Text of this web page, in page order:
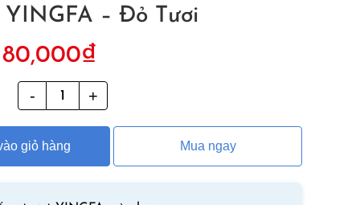
YINGFA – Đỏ Tươi
₫
tại
là:
Bơi
Chống
Trượt
Chất
giỏ hàng Mua ngay